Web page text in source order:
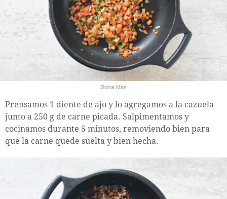
Sonia Mas
Prensamos 1 diente de ajo y lo agregamos a la cazuela
junto a 250 g de carne picada. Salpimentamos y
cocinamos durante 5 minutos, removiendo bien para
que la carne quede suelta y bien hecha.